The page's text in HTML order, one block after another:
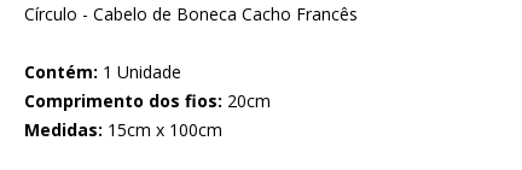
Círculo - Cabelo de Boneca Cacho Francês
Contém: 1 Unidade
Comprimento dos fios: 20cm
Medidas: 15cm x 100cm